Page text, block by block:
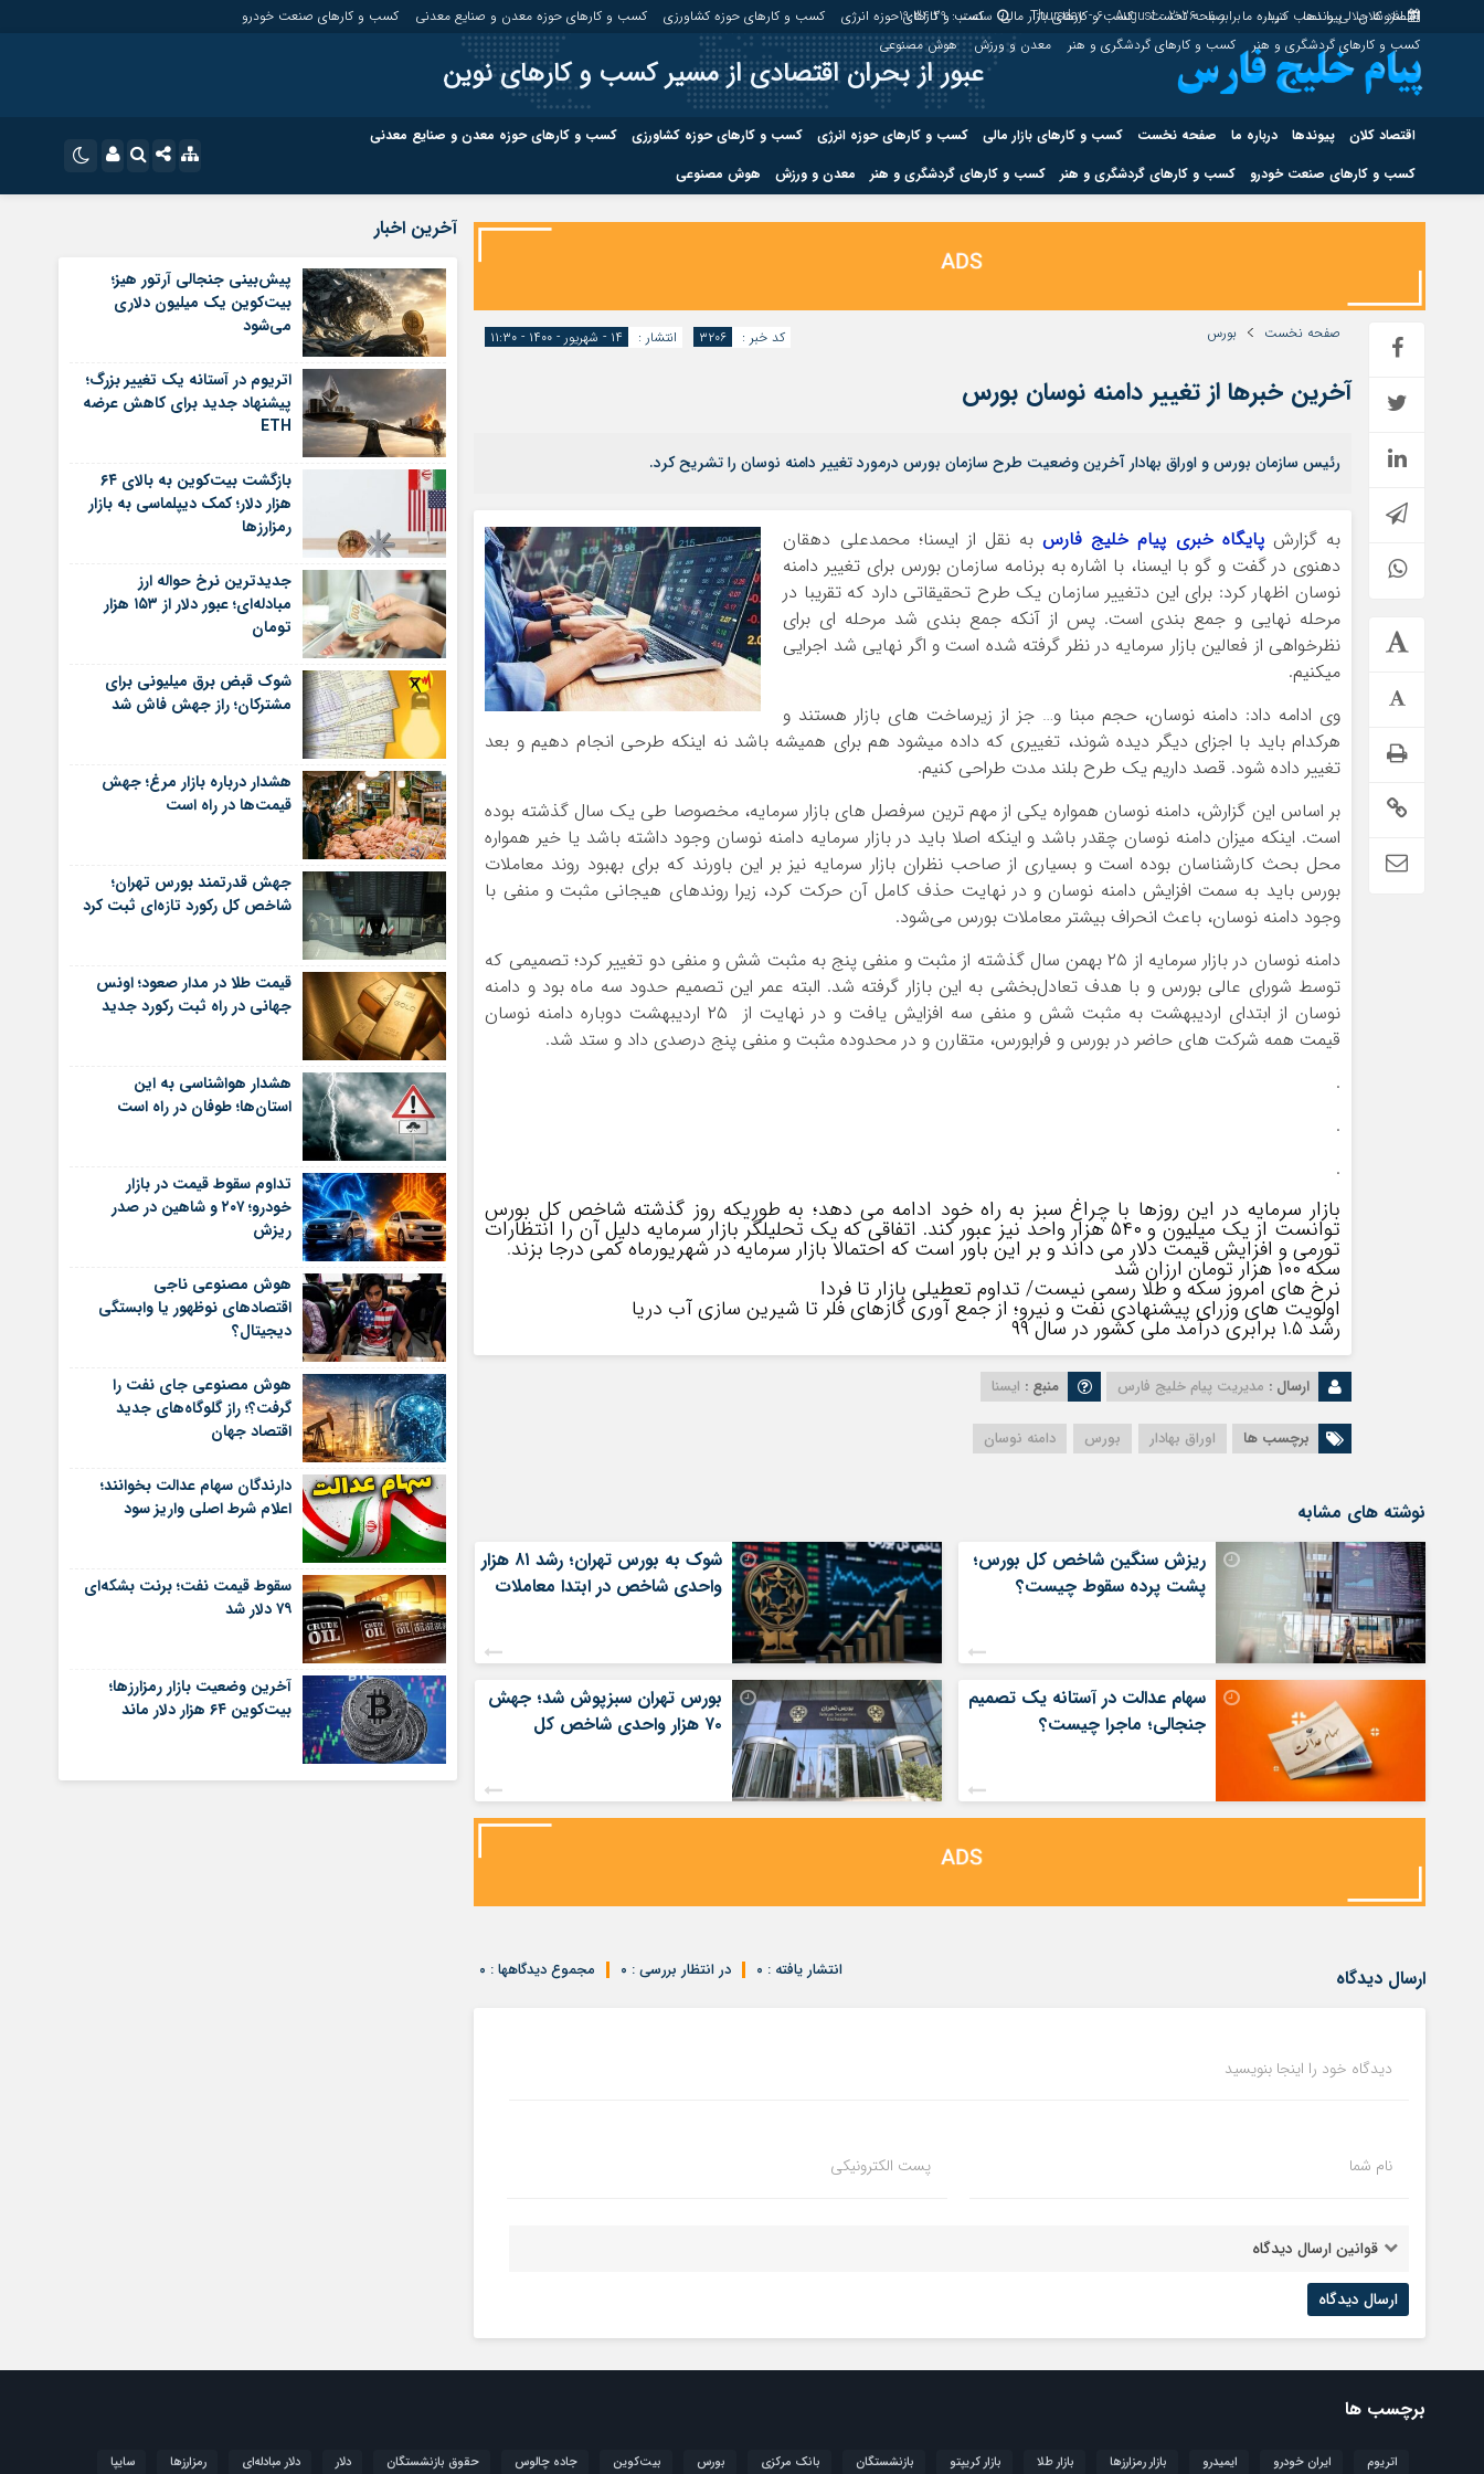
افزونه جلالی را نصب کنید. برابر با : Thursday - 6 - August - 2026 ساعت :19:34:30 اقتصاد کلان پیوندها درباره ما صفحه نخست کسب و کارهای بازار مالی کسب و کارهای حوزه انرژی کسب و کارهای حوزه کشاورزی کسب و کارهای حوزه معدن و صنایع معدنی
کسب و کارهای صنعت خودرو
کسب و کارهای گردشگری و هنر
کسب و کارهای گردشگری و هنر معدن و ورزش هوش مصنوعی
عبور از بحران اقتصادی از مسیر کسب و کارهای نوین
اقتصاد کلان پیوندها درباره ما صفحه نخست کسب و کارهای بازار مالی کسب و کارهای حوزه انرژی کسب و کارهای حوزه کشاورزی
کسب و کارهای حوزه معدن و صنایع معدنی
کسب و کارهای صنعت خودرو
کسب و کارهای گردشگری و هنر کسب و کارهای گردشگری و هنر معدن و ورزش هوش مصنوعی
سروش
ایتا
آپارات
اپلیکیشن
رمز عبور
مرا به خاطر بسپار
اقتصاد کلان پیوندها درباره ما صفحه نخست
کسب و کارهای حوزه کشاورزی کسب و کارهای صنعت خودرو کسب و کارهای گردشگری و هنر
کسب و کارهای گردشگری و هنر معدن و ورزش
هوش مصنوعی
صفحه نخست بورس انتشار : ۱۴ - شهریور - ۱۴۰۰ - ۱۱:۳۰ کد خبر : ۳۲۰۶
آخرین خبرها از تغییر دامنه نوسان بورس
رئیس سازمان بورس و اوراق بهادار آخرین وضعیت طرح سازمان بورس درمورد تغییر دامنه نوسان را تشریح کرد.
به گزارشپایگاه خبری پیام خلیج فارسبه نقل از ایسنا؛ محمدعلی دهقان
دهنوی در گفت و گو با ایسنا، با اشاره به برنامه سازمان بورس برای تغییر دامنه
نوسان اظهار کرد: برای این دتغییر سازمان یک طرح تحقیقاتی دارد که تقریبا در
مرحله نهایی و جمع بندی است. پس از آنکه جمع بندی شد مرحله ای برای
نظرخواهی از فعالین بازار سرمایه در نظر گرفته شده است و اگر نهایی شد اجرایی
میکنیم.
وی ادامه داد: دامنه نوسان، حجم مبنا و… جز از زیرساخت های بازار هستند و
هرکدام باید با اجزای دیگر دیده شوند، تغییری که داده میشود هم برای همیشه باشد نه اینکه طرحی انجام دهیم و بعد
تغییر داده شود. قصد داریم یک طرح بلند مدت طراحی کنیم.
بر اساس این گزارش، دامنه نوسان همواره یکی از مهم ترین سرفصل های بازار سرمایه، مخصوصا طی یک سال گذشته بوده
است. اینکه میزان دامنه نوسان چقدر باشد و اینکه اصلا باید در بازار سرمایه دامنه نوسان وجود داشته باشد یا خیر همواره
محل بحث کارشناسان بوده است و بسیاری از صاحب نظران بازار سرمایه نیز بر این باورند که برای بهبود روند معاملات
بورس باید به سمت افزایش دامنه نوسان و در نهایت حذف کامل آن حرکت کرد، زیرا روندهای هیجانی مثبت و منفی با
وجود دامنه نوسان، باعث انحراف بیشتر معاملات بورس می‌شود.
دامنه نوسان در بازار سرمایه از ۲۵ بهمن‌ سال گذشته از مثبت و منفی پنج به مثبت شش و منفی دو تغییر کرد؛ تصمیمی که
توسط شورای عالی بورس و با هدف تعادل‌بخشی به این بازار گرفته شد. البته عمر این تصمیم حدود سه ماه بود و دامنه
نوسان از ابتدای اردیبهشت به مثبت شش و منفی سه افزایش یافت و در نهایت از ۲۵ اردیبهشت دوباره دامنه نوسان
قیمت همه شرکت های حاضر در بورس و فرابورس، متقارن و در محدوده مثبت و منفی پنج درصدی داد و ستد شد.
.
.
.
بازار سرمایه در این روزها با چراغ سبز به راه خود ادامه می دهد؛ به طوریکه روز گذشته شاخص کل بورس
توانست از یک میلیون و ۵۴۰ هزار واحد نیز عبور کند. اتفاقی که یک تحلیلگر بازار سرمایه دلیل آن را انتظارات
تورمی و افزایش قیمت دلار می داند و بر این باور است که احتمالا بازار سرمایه در شهریورماه کمی درجا بزند.
سکه ۱۰۰ هزار تومان ارزان شد
نرخ های امروز سکه و طلا رسمی نیست/ تداوم تعطیلی بازار تا فردا
اولویت های وزرای پیشنهادی نفت و نیرو؛ از جمع آوری گازهای فلر تا شیرین سازی آب دریا
رشد ۱.۵ برابری درآمد ملی کشور در سال ۹۹
ارسال : مدیریت پیام خلیج فارس منبع : ایسنا
برچسب ها اوراق بهادار بورس دامنه نوسان
نوشته های مشابه
ریزش سنگین شاخص کل بورس؛
پشت پرده سقوط چیست؟
شوک به بورس تهران؛ رشد ۸۱ هزار
واحدی شاخص در ابتدا معاملات
سهام عدالت در آستانه یک تصمیم
جنجالی؛ ماجرا چیست؟
بورس تهران سبزپوش شد؛ جهش
۷۰ هزار واحدی شاخص کل
ارسال دیدگاه مجموع دیدگاهها : ۰ در انتظار بررسی : ۰ انتشار یافته : ۰
دیدگاه خود را اینجا بنویسید
نام شما پست الکترونیکی
قوانین ارسال دیدگاه
آخرین اخبار
پیش‌بینی جنجالی آرتور هیز؛
بیت‌کوین یک میلیون دلاری
می‌شود
اتریوم در آستانه یک تغییر بزرگ؛
پیشنهاد جدید برای کاهش عرضه
ETH
بازگشت بیت‌کوین به بالای ۶۴
هزار دلار؛ کمک دیپلماسی به بازار
رمزارزها
جدیدترین نرخ حواله ارز
مبادله‌ای؛ عبور دلار از ۱۵۳ هزار
تومان
شوک قبض برق میلیونی برای
مشترکان؛ راز جهش فاش شد
هشدار درباره بازار مرغ؛ جهش
قیمت‌ها در راه است
جهش قدرتمند بورس تهران؛
شاخص کل رکورد تازه‌ای ثبت کرد
قیمت طلا در مدار صعود؛ اونس
جهانی در راه ثبت رکورد جدید
هشدار هواشناسی به این
استان‌ها؛ طوفان در راه است
تداوم سقوط قیمت در بازار
خودرو؛ ۲۰۷ و شاهین در صدر
ریزش
هوش مصنوعی ناجی
اقتصادهای نوظهور یا وابستگی
دیجیتال؟
هوش مصنوعی جای نفت را
گرفت؟؛ راز گلوگاه‌های جدید
اقتصاد جهان
دارندگان سهام عدالت بخوانند؛
اعلام شرط اصلی واریز سود
سقوط قیمت نفت؛ برنت بشکه‌ای
۷۹ دلار شد
آخرین وضعیت بازار رمزارزها؛
بیت‌کوین ۶۴ هزار دلار ماند
برچسب ها
اتریوم ایران خودرو ایمیدرو بازار رمزارزها بازار طلا بازار کریپتو بازنشستگان بانک مرکزی بورس بیت‌کوین جاده چالوس حقوق بازنشستگان دلار دلار مبادله‌ای رمزارزها سایپا